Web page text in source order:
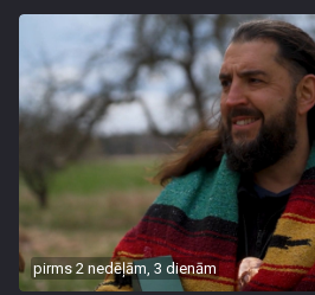
pirms 2 nedēļām, 3 dienām